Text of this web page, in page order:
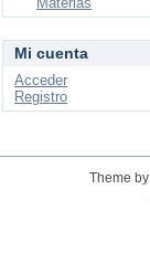
Mi cuenta
Acceder
Registro
Theme by